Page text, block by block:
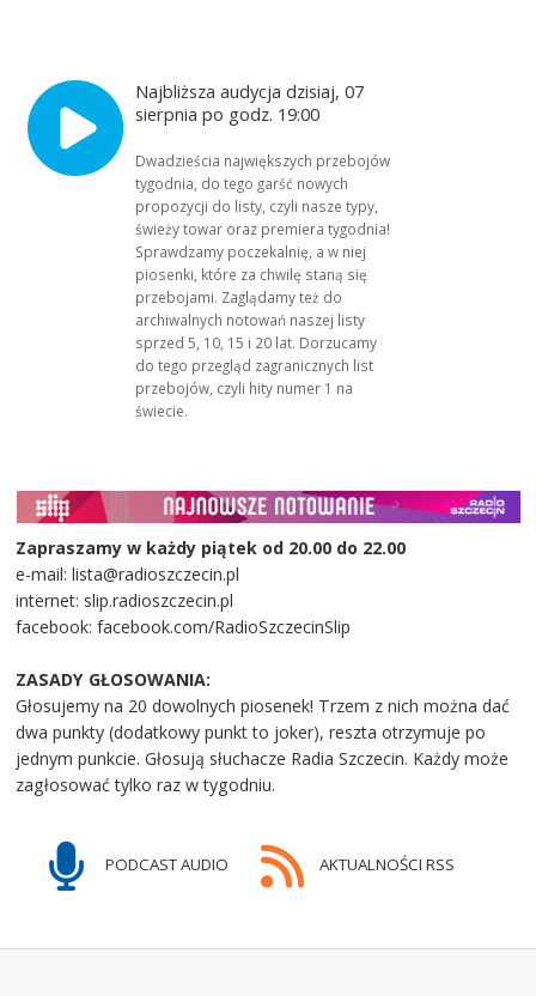
Najbliższa audycja dzisiaj, 07
sierpnia po godz. 19:00
Dwadzieścia największych przebojów
tygodnia, do tego garść nowych
propozycji do listy, czyli nasze typy,
świeży towar oraz premiera tygodnia!
Sprawdzamy poczekalnię, a w niej
piosenki, które za chwilę staną się
przebojami. Zaglądamy też do
archiwalnych notowań naszej listy
sprzed 5, 10, 15 i 20 lat. Dorzucamy
do tego przegląd zagranicznych list
przebojów, czyli hity numer 1 na
świecie.
Zapraszamy w każdy piątek od 20.00 do 22.00
e-mail: lista@radioszczecin.pl
internet: slip.radioszczecin.pl
facebook: facebook.com/RadioSzczecinSlip
ZASADY GŁOSOWANIA:
Głosujemy na 20 dowolnych piosenek! Trzem z nich można dać
dwa punkty (dodatkowy punkt to joker), reszta otrzymuje po
jednym punkcie. Głosują słuchacze Radia Szczecin. Każdy może
zagłosować tylko raz w tygodniu.
PODCAST AUDIO AKTUALNOŚCI RSS